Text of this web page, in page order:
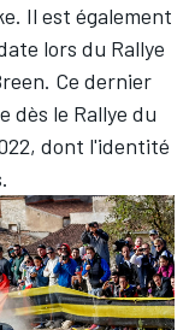
. Il est également
lors du Rallye
Ce dernier
dès le Rallye du
dont l'identité